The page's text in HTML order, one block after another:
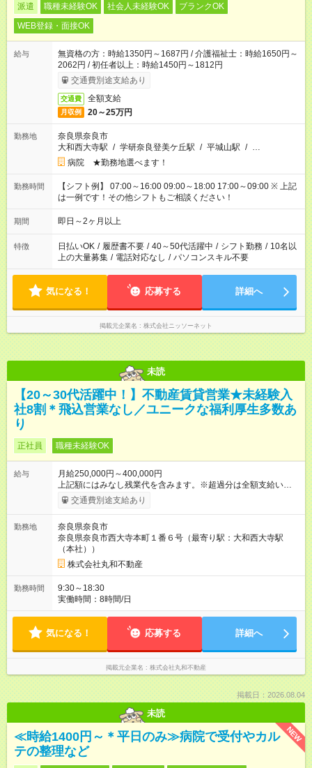
派遣 職種未経験OK 社会人未経験OK
ブランクOK
WEB登録・面接OK
給与
無資格の方：時給1350円～1687円 / 介護福祉士：時給1650円～
2062円 / 初任者以上：時給1450円～1812円
交通費別途支給あり
交通費 全額支給
月収例 20～25万円
勤務地
奈良県奈良市
大和西大寺駅 / 学研奈良登美ケ丘駅 / 平城山駅 / …
病院 ★勤務地選べます！
勤務時間
【シフト例】 07:00～16:00 09:00～18:00 17:00～09:00 ※ 上記
は一例です！その他シフトもご相談ください！
期間 即日～2ヶ月以上
特徴 日払いOK / 履歴書不要 / 40～50代活躍中 / シフト勤務 / 10名以
上の大量募集 / 電話対応なし / パソコンスキル不要
気になる！ 応募する 詳細へ
掲載元企業名 株式会社ニッソーネット
未読
【20～30代活躍中！】不動産賃貸営業★未経験入
社8割＊飛込営業なし／ユニークな福利厚生多数あ
り
正社員 職種未経験OK
給与
月給250,000円～400,000円
上記額にはみなし残業代を含みます。※超過分は全額支給いたし
ます。 みなし残業代 40,000円／月 みなし残業時間 22時間／月
◇試用期間あり（３ヶ月） 期間中の給与は月給240,000円固定
固定給に加え賞与とは別に年4回成果給が支給されます。（１
回の参考支給額 5万円～20万円程） ◇昇給年１回 ◇賞与年２回
【試用期間】試用期間あり 試用期間の長さ：3ヶ月 ※ 雇用形態
と給与に、本採用時と異なる部分があります。 雇用形態：本採
用時と同じです。 給与：月給 240,000円 ～ 240,000円 上記額に
はみなし残業代を含みます。※超過分は全額支給いたします。
みなし残業代 40,000円／月 みなし残業時間 22時間／月
交通費別途支給あり
勤務地
奈良県奈良市
奈良県奈良市西大寺本町１番６号（最寄り駅：大和西大寺駅
（本社））
株式会社丸和不動産
勤務時間
9:30～18:30
実働時間：8時間/日
気になる！ 応募する 詳細へ
掲載元企業名 株式会社丸和不動産
掲載日：2026.08.04
未読
NEW
≪時給1400円～＊平日のみ≫病院で受付やカル
テの整理など